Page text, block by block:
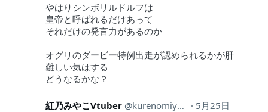
やはりシンボリルドルフは
皇帝と呼ばれるだけあって
それだけの発言力があるのか
オグリのダービー特例出走が認められるかが肝
難しい気はする
どうなるかな？
紅乃みやこVtuber kurenomiyako
5月25日